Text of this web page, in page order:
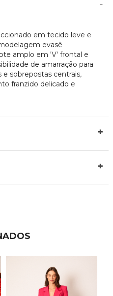
em tecido leve e
evasê
amplo em 'V' frontal e
de amarração para
e sobrepostas centrais,
franzido delicado e